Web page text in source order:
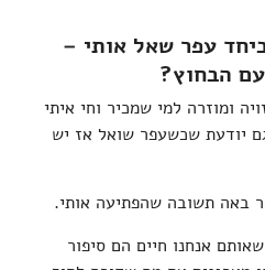
ביחד עפר שאל אותי –
הבחוץ?
ומוזרה למי שמכיר וחי איתי
יודעת שכשעפר שואל אז יש
באה תשובה שהפתיעה אותי.
אנחנו חיים הם סיפור